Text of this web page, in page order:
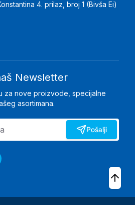
4. prilaz, broj 1 (Bivša Ei)
Newsletter
za nove proizvode, specijalne
asortimana.
Pošalji